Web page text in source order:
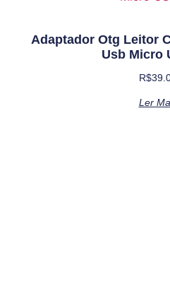
Adaptador Otg Leitor
Usb Micro
R$
Ler